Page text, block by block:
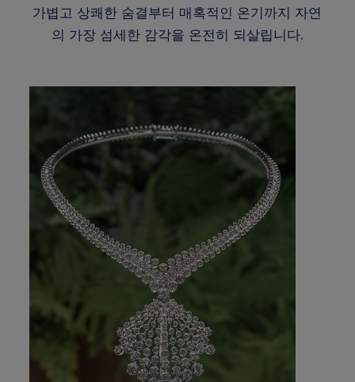
가볍고 상쾌한 숨결부터 매혹적인 온기까지 자연
의 가장 섬세한 감각을 온전히 되살립니다.